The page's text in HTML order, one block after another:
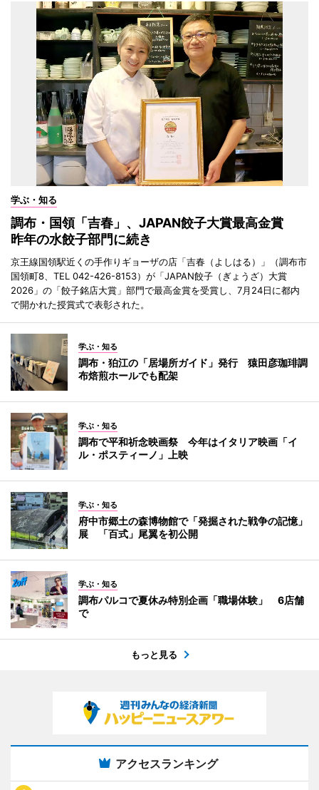
学ぶ・知る
調布・国領「吉春」、JAPAN餃子大賞最高金賞
昨年の水餃子部門に続き
京王線国領駅近くの手作りギョーザの店「吉春（よしはる）」（調布市
国領町8、TEL 042-426-8153）が「JAPAN餃子（ぎょうざ）大賞
2026」の「餃子銘店大賞」部門で最高金賞を受賞し、7月24日に都内
で開かれた授賞式で表彰された。
学ぶ・知る
調布・狛江の「居場所ガイド」発行 猿田彦珈琲調
布焙煎ホールでも配架
学ぶ・知る
調布で平和祈念映画祭 今年はイタリア映画「イ
ル・ポスティーノ」上映
学ぶ・知る
府中市郷土の森博物館で「発掘された戦争の記憶」
展 「百式」尾翼を初公開
学ぶ・知る
調布パルコで夏休み特別企画「職場体験」 6店舗
で
もっと見る
アクセスランキング